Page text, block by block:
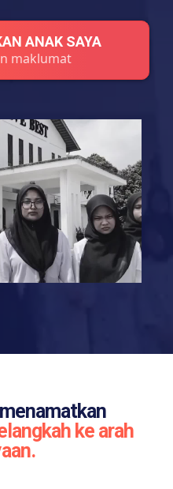
ANAK SAYA
maklumat
ke arah